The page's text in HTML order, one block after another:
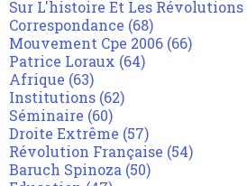
Sur L'histoire Et Les Révolutions
Correspondance (68)
Mouvement Cpe 2006 (66)
Patrice Loraux (64)
Afrique (63)
Institutions (62)
Séminaire (60)
Droite Extrême (57)
Révolution Française (54)
Baruch Spinoza (50)